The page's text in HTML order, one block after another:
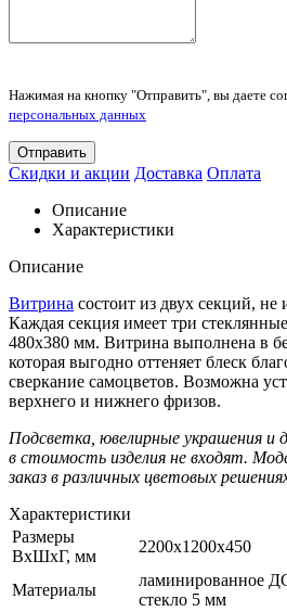
Нажимая на кнопку "Отправить", вы даете
персональных данных
Отправить
Скидки и акции Доставка Оплата
Описание
Характеристики
Описание
Витрина состоит из двух секций,
Каждая секция имеет три
480х380 мм. Витрина выполнена в
которая выгодно оттеняет блеск
сверкание самоцветов. Возможна
верхнего и нижнего фризов.
Подсветка, ювелирные украшения и
в стоимость изделия не входят.
заказ в различных цветовых
Характеристики
Размеры
ВхШхГ, мм
2200х1200х450
Материалы
ламинированное
стекло 5 мм